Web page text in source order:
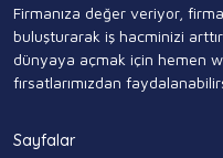
Firmanıza değer veriyor,
buluşturarak iş hacminizi
dünyaya açmak için hemen
fırsatlarımızdan
Sayfalar